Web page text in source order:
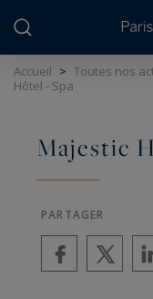
Accueil > Toutes nos
Hôtel - Spa
Majestic
PARTAGER